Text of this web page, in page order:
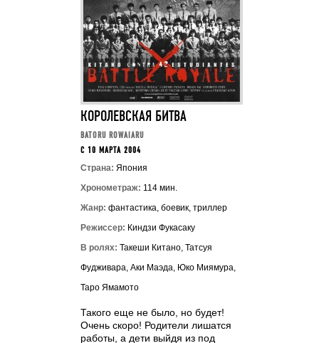
КОРОЛЕВСКАЯ БИТВА
BATORU ROWAIARU
C 10 МАРТА 2004
Страна: Япония
Хронометраж: 114 мин.
Жанр: фантастика, боевик, триллер
Режиссер: Киндзи Фукасаку
В ролях: Такеши Китано, Татсуя
Фудживара, Аки Маэда, Юко Миямура,
Таро Ямамото
Такого еще не было, но будет!
Очень скоро! Родители лишатся
работы, а дети выйдя из под